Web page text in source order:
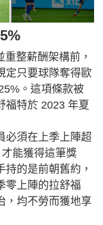
整薪酬架構前，
定只要球隊奪得歐
。這項條款被
福特於 2023 年夏
必須在上季上陣超
能獲得這筆獎
的是前朝舊約，
零上陣的拉舒福
，均不勞而獲地享